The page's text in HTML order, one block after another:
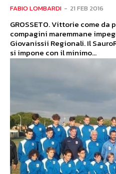
FABIO LOMBARDI - 21 FEB 2016
GROSSETO. Vittorie come da
compagini maremmane
Giovanissii Regionali. Il
si impone con il minimo...